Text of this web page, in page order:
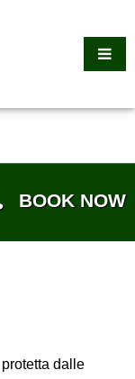
BOOK NOW
dalle